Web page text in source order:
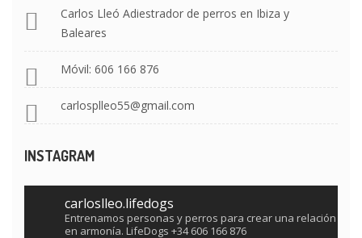
Carlos Lleó Adiestrador de perros en Ibiza y
Baleares
Móvil: 606 166 876
carlosplleo55@gmail.com
INSTAGRAM
carloslleo.lifedogs
Entrenamos personas y perros para crear una relación
en armonía. LifeDogs +34 606 166 876